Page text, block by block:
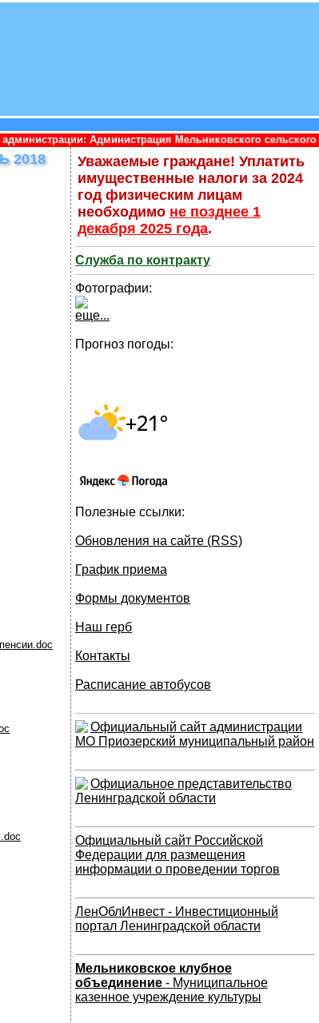
Мельниковского сельского поселения
2018
Уважаемые граждане! Уплатить
имущественные налоги за 2024
год физическим лицам
необходимо не позднее 1
декабря 2025 года.
Служба по контракту
Фотографии:
еще...
Прогноз погоды:
Полезные ссылки:
Обновления на сайте (RSS)
График приема
Формы документов
Наш герб
Контакты
Расписание автобусов
Официальный сайт администрации
МО Приозерский муниципальный район
Официальное представительство
Ленинградской области
Официальный сайт Российской
Федерации для размещения
информации о проведении торгов
ЛенОблИнвест - Инвестиционный
портал Ленинградской области
Мельниковское клубное
объединение - Муниципальное
казенное учреждение культуры